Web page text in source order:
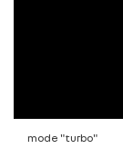
mode "turbo"